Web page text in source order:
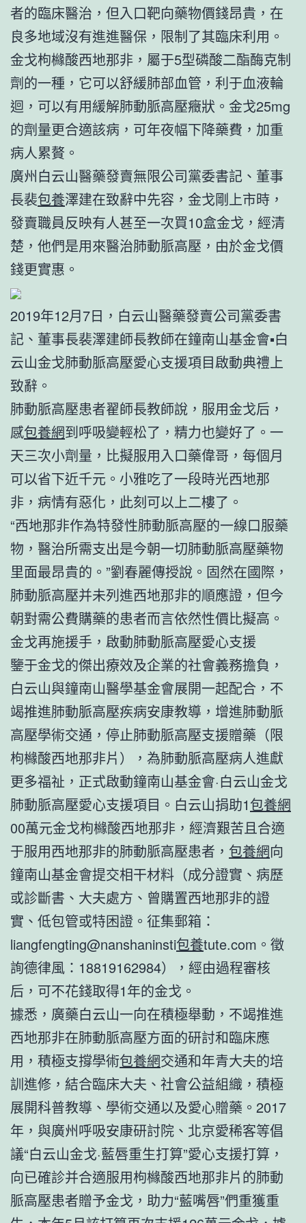
者的臨床醫治，但入口靶向藥物價錢昂貴，在
良多地域沒有進進醫保，限制了其臨床利用。
金戈枸櫞酸西地那非，屬于5型磷酸二酯酶克制
劑的一種，它可以舒緩肺部血管，利于血液輪
迴，可以有用緩解肺動脈高壓癥狀。金戈25mg
的劑量更合適該病，可年夜幅下降藥費，加重
病人累贅。
廣州白云山醫藥發賣無限公司黨委書記、董事
長裴包養澤建在致辭中先容，金戈剛上市時，
發賣職員反映有人甚至一次買10盒金戈，經清
楚，他們是用來醫治肺動脈高壓，由於金戈價
錢更實惠。
2019年12月7日，白云山醫藥發賣公司黨委書
記、董事長裴澤建師長教師在鐘南山基金會▪白
云山金戈肺動脈高壓愛心支援項目啟動典禮上
致辭。
肺動脈高壓患者翟師長教師說，服用金戈后，
感包養網到呼吸變輕松了，精力也變好了。一
天三次小劑量，比擬服用入口藥偉哥，每個月
可以省下近千元。小雅吃了一段時光西地那
非，病情有惡化，此刻可以上二樓了。
“西地那非作為特發性肺動脈高壓的一線口服藥
物，醫治所需支出是今朝一切肺動脈高壓藥物
里面最昂貴的。”劉春麗傳授說。固然在國際，
肺動脈高壓并未列進西地那非的順應證，但今
朝對需公費購藥的患者而言依然性價比擬高。
金戈再施援手，啟動肺動脈高壓愛心支援
鑒于金戈的傑出療效及企業的社會義務擔負，
白云山與鐘南山醫學基金會展開一起配合，不
竭推進肺動脈高壓疾病安康教導，增進肺動脈
高壓學術交通，停止肺動脈高壓支援贈藥（限
枸櫞酸西地那非片），為肺動脈高壓病人進獻
更多福祉，正式啟動鐘南山基金會·白云山金戈
肺動脈高壓愛心支援項目。白云山捐助1包養網
00萬元金戈枸櫞酸西地那非，經濟艱苦且合適
于服用西地那非的肺動脈高壓患者， 包養網向
鐘南山基金會提交相干材料（成分證實、病歷
或診斷書、大夫處方、曾購置西地那非的證
實、低包管或特困證。征集郵箱：
liangfengting@nanshaninsti包養tute.com。徵
詢德律風：18819162984），經由過程審核
后，可不花錢取得1年的金戈。
據悉，廣藥白云山一向在積極舉動，不竭推進
西地那非在肺動脈高壓方面的研討和臨床應
用，積極支撐學術包養網交通和年青大夫的培
訓進修，結合臨床大夫、社會公益組織，積極
展開科普教導、學術交通以及愛心贈藥。2017
年，與廣州呼吸安康研討院、北京愛稀客等倡
議“白云山金戈·藍唇重生打算”愛心支援打算，
向已確診并合適服用枸櫞酸西地那非片的肺動
脈高壓患者贈予金戈，助力“藍嘴唇”們重獲重